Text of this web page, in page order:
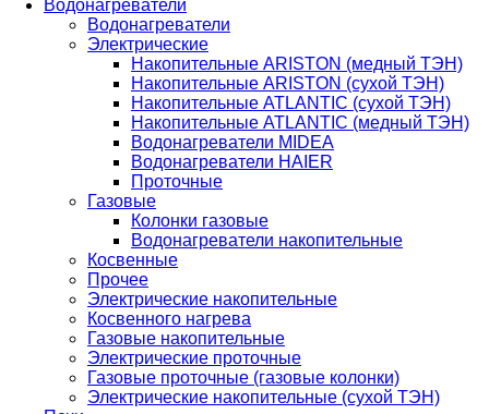
Водонагреватели
Водонагреватели
Электрические
Накопительные ARISTON (медный ТЭН)
Накопительные ARISTON (сухой ТЭН)
Накопительные ATLANTIC (сухой ТЭН)
Накопительные ATLANTIC (медный ТЭН)
Водонагреватели MIDEA
Водонагреватели HAIER
Проточные
Газовые
Колонки газовые
Водонагреватели накопительные
Косвенные
Прочее
Электрические накопительные
Косвенного нагрева
Газовые накопительные
Электрические проточные
Газовые проточные (газовые колонки)
Электрические накопительные (сухой ТЭН)